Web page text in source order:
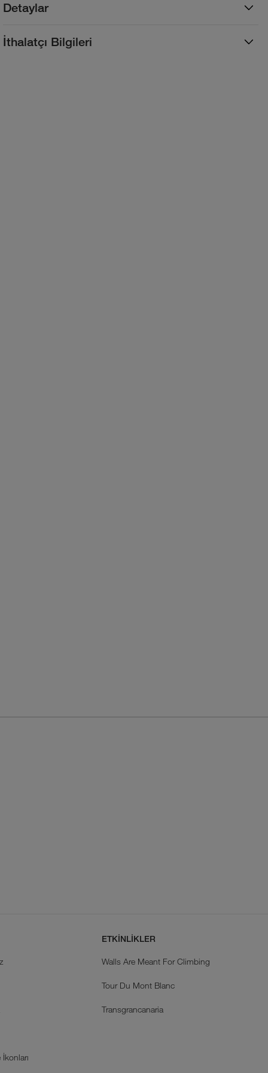
Detaylar
İthalatçı Bilgileri
ETKİNLİKLER
Walls Are Meant For Climbing
Tour Du Mont Blanc
Transgrancanaria